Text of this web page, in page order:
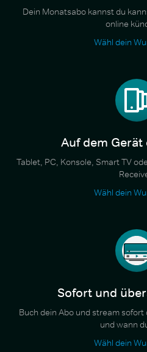
Dein Monatsabo kannst du
online
Wähl dein
Auf dem Gerät
Tablet, PC, Konsole, Smart TV
Wähl dein
Sofort und
Buch dein Abo und stream
und wann
Wähl dein